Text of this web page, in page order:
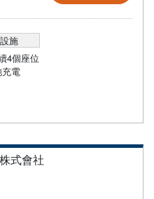
設施
4個座位
電
式會社